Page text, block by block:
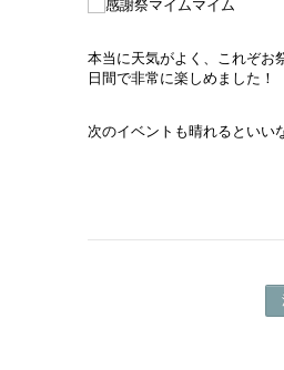
本当に天気がよく、これぞお
日間で非常に楽しめました！
次のイベントも晴れるといい